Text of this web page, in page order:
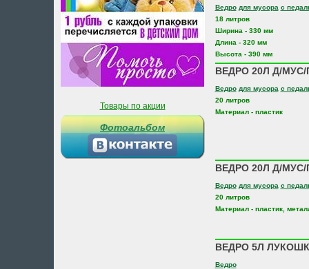
Товары по акции
Фотоальбом
Ведро для мусора с
18 литров
Ширина - 330 мм
Длина - 320 мм
Высота - 390 мм
ВЕДРО 20Л Д/МУС/
Ведро для мусора с
20 литров
Материал - пластик
ВЕДРО 20Л Д/
Ведро для мусора с
20 литров
Материал - пластик,
ВЕДРО 5Л
Ведро